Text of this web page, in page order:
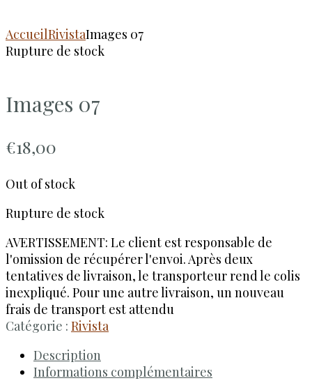
AccueilRivistaImages 07
Rupture de stock
Images 07
€18,00
Out of stock
Rupture de stock
AVERTISSEMENT: Le client est responsable de
l'omission de récupérer l'envoi. Après deux
tentatives de livraison, le transporteur rend le colis
inexpliqué. Pour une autre livraison, un nouveau
frais de transport est attendu
Catégorie : Rivista
Description
Informations complémentaires